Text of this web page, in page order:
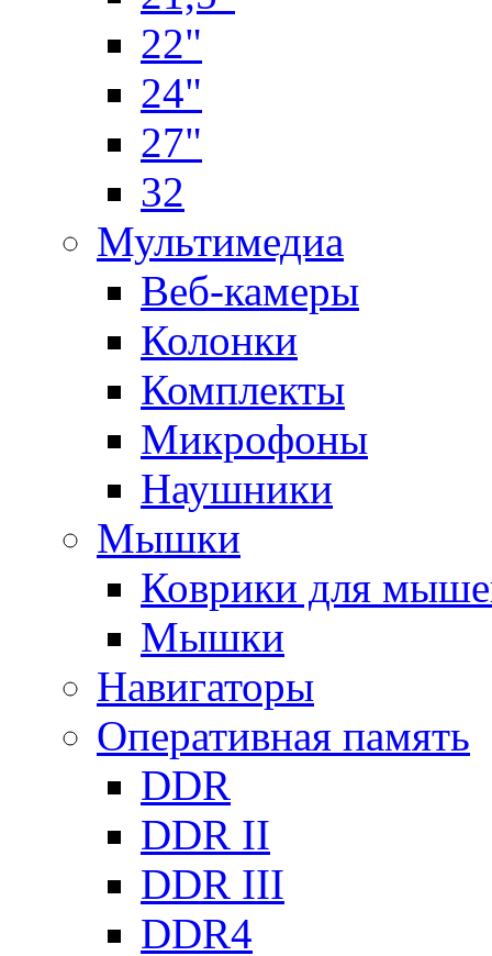
22"
24"
27"
32
Мультимедиа
Веб-камеры
Колонки
Комплекты
Микрофоны
Наушники
Мышки
Коврики для
Мышки
Навигаторы
Оперативная память
DDR
DDR II
DDR III
DDR4